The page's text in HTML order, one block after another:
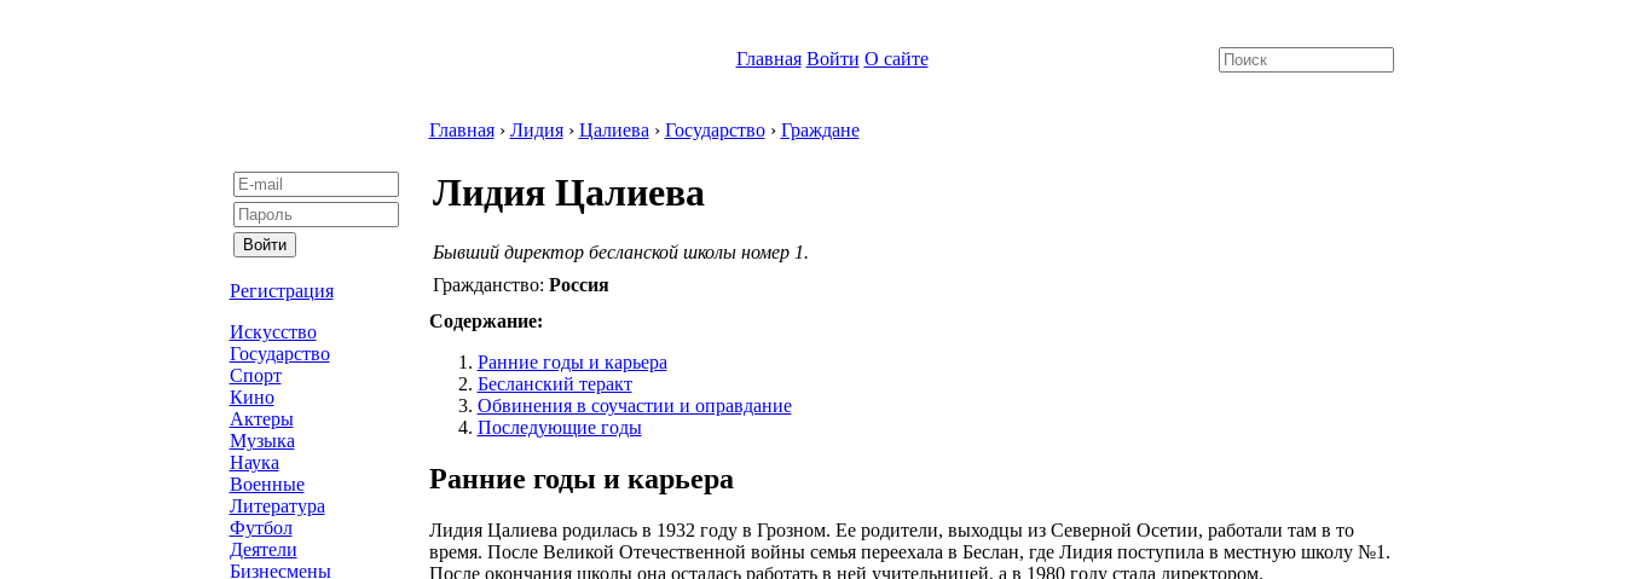
Главная Войти О сайте
Регистрация
Искусство
Государство
Спорт
Кино
Актеры
Музыка
Наука
Военные
Литература
Футбол
Деятели
Бизнесмены
Главная› Лидия› Цалиева › Государство› Граждане
Лидия Цалиева
Бывший директор бесланской школы номер 1.
Гражданство: Россия
Содержание:
Ранние годы и карьера
Бесланский теракт
Обвинения в соучастии и оправдание
Последующие годы
Ранние годы и карьера
Лидия Цалиева родилась в 1932 году в Грозном. Ее родители, выходцы из Северной Осетии, работали там в то
время. После Великой Отечественной войны семья переехала в Беслан, где Лидия поступила в местную школу №1.
После окончания школы она осталась работать в ней учительницей, а в 1980 году стала директором.